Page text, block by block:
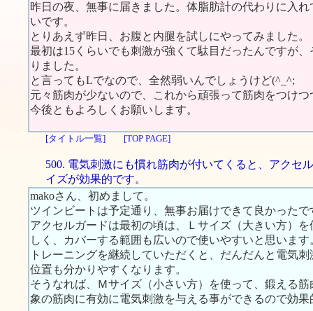
昨日の夜、無事に届きました。体脂肪計の代わりに入
いです。
とりあえず昨日、お腹と内腿を試しにやってみました。
最初は15くらいでも刺激が強くて駄目だったんですが
りました。
と言ってもLでなので、全然弱いんでしょうけど(^_^;
元々筋肉が少ないので、これから頑張って筋肉をつけ
今後ともよろしくお願いします。
[タイトル一覧] [TOP PAGE]
500. 電気刺激にも慣れ筋肉が付いてくると、アクセ
イズが効果的です。
makoさん、初めまして。
ツインビートは予定通り、無事お届けできて良かったで
アクセルガードは最初の頃は、Ｌサイズ（大きい方）
しく、カバーする範囲も広いので使いやすいと思います
トレーニングを継続していただくと、だんだんと電気
位置も分かりやすくなります。
そうなれば、Ｍサイズ（小さい方）を使って、鍛える
象の筋肉に有効に電気刺激を与える事ができるので効果